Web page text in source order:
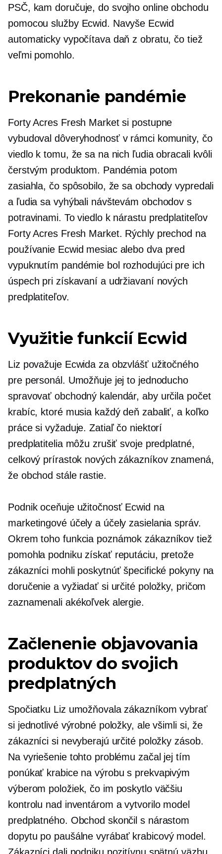
PSČ, kam doručuje, do svojho online obchodu
pomocou služby Ecwid. Navyše Ecwid
automaticky vypočítava daň z obratu, čo tiež
veľmi pomohlo.
Prekonanie pandémie
Forty Acres Fresh Market si postupne
vybudoval dôveryhodnosť v rámci komunity, čo
viedlo k tomu, že sa na nich ľudia obracali kvôli
čerstvým produktom. Pandémia potom
zasiahla, čo spôsobilo, že sa obchody vypredali
a ľudia sa vyhýbali návštevám obchodov s
potravinami. To viedlo k nárastu predplatiteľov
Forty Acres Fresh Market. Rýchly prechod na
používanie Ecwid mesiac alebo dva pred
vypuknutím pandémie bol rozhodujúci pre ich
úspech pri získavaní a udržiavaní nových
predplatiteľov.
Využitie funkcií Ecwid
Liz považuje Ecwida za obzvlášť užitočného
pre personál. Umožňuje jej to jednoducho
spravovať obchodný kalendár, aby určila počet
krabíc, ktoré musia každý deň zabaliť, a koľko
práce si vyžaduje. Zatiaľ čo niektorí
predplatitelia môžu zrušiť svoje predplatné,
celkový prírastok nových zákazníkov znamená,
že obchod stále rastie.
Podnik oceňuje užitočnosť Ecwid na
marketingové účely a účely zasielania správ.
Okrem toho funkcia poznámok zákazníkov tiež
pomohla podniku získať reputáciu, pretože
zákazníci mohli poskytnúť špecifické pokyny na
doručenie a vyžiadať si určité položky, pričom
zaznamenali akékoľvek alergie.
Začlenenie objavovania
produktov do svojich
predplatných
Spočiatku Liz umožňovala zákazníkom vybrať
si jednotlivé výrobné položky, ale všimli si, že
zákazníci si nevyberajú určité položky zásob.
Na vyriešenie tohto problému začal jej tím
ponúkať krabice na výrobu s prekvapivým
výberom položiek, čo im poskytlo väčšiu
kontrolu nad inventárom a vytvorilo model
predplatného. Obchod skončil s nárastom
dopytu po paušálne vyrábať krabicový model.